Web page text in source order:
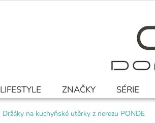
LIFESTYLE ZNAČKY SÉRIE
Držáky na kuchyňské utěrky z nerezu PONDE